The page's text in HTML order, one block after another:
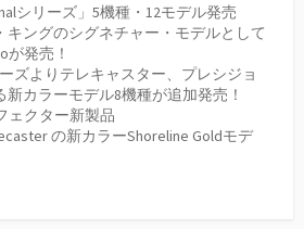
シリーズ」5機種・12モデル発売
キングのシグネチャー・モデルとして
が発売！
ズよりテレキャスター、プレシジョ
新カラーモデル8機種が追加発売！
ェクター新製品
の新カラーShoreline Goldモデ